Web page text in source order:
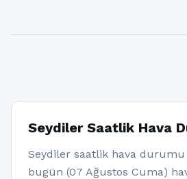
Seydiler Saatlik Hava
Seydiler saatlik hava
bugün (07 Ağustos Cuma)